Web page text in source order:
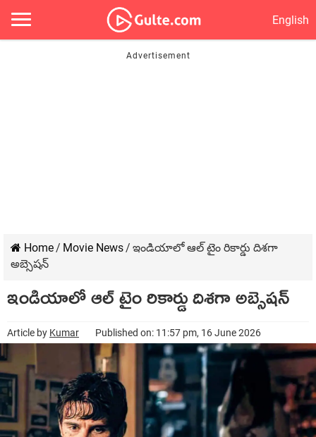
English
Home/ Movie News/ ఇండియాలో ఆల్ టైం రికార్డు దిశ‌గా
అబ్సెష‌న్
ఇండియాలో ఆల్ టైం రికార్డు దిశ‌గా అబ్సెష‌న్
Article by Kumar Published on: 11:57 pm, 16 June 2026